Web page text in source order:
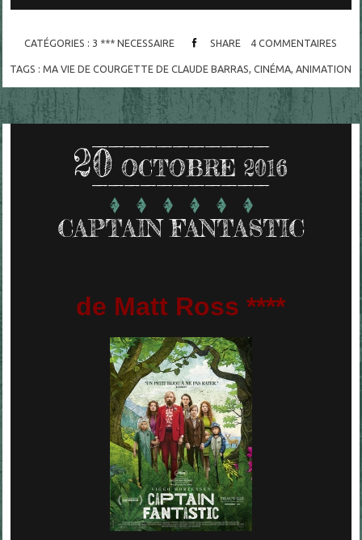
CATÉGORIES : 3 *** NECESSAIRE SHARE 4 COMMENTAIRES
TAGS :MA VIE DE COURGETTE DE CLAUDE BARRAS,CINÉMA,ANIMATION
20 OCTOBRE 2016
CAPTAIN FANTASTIC
de Matt Ross ****